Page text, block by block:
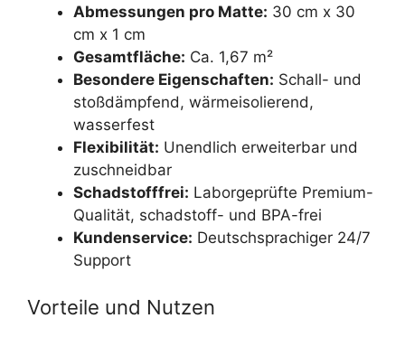
Abmessungen pro Matte: 30 cm x 30
cm x 1 cm
Gesamtfläche: Ca. 1,67 m²
Besondere Eigenschaften: Schall- und
stoßdämpfend, wärmeisolierend,
wasserfest
Flexibilität: Unendlich erweiterbar und
zuschneidbar
Schadstofffrei: Laborgeprüfte Premium-
Qualität, schadstoff- und BPA-frei
Kundenservice: Deutschsprachiger 24/7
Support
Vorteile und Nutzen